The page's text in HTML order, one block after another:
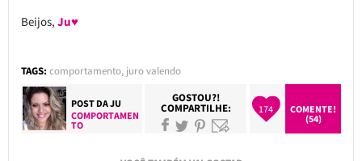
Beijos, Ju♥
TAGS: comportamento, juro valendo
POST DAJU
COMPORTAMEN
TO
GOSTOU?!
COMPARTILHE: 174
COMENTE!
(54)